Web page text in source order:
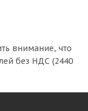
внимание, что
без НДС (2440